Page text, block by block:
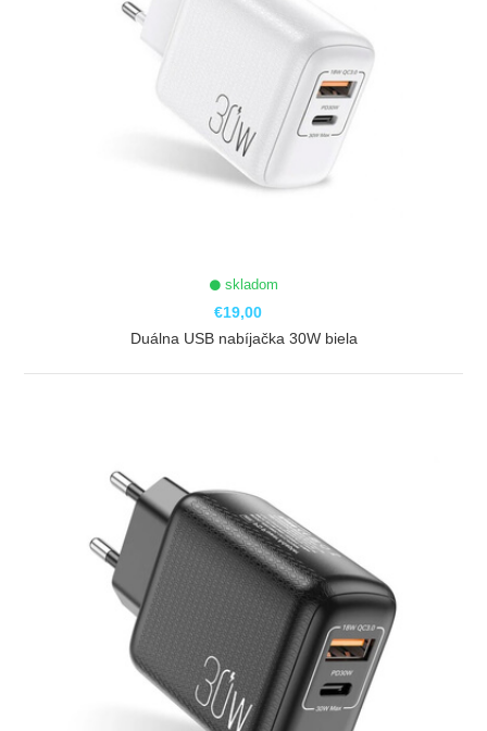
skladom
€19,00
Duálna USB nabíjačka 30W biela